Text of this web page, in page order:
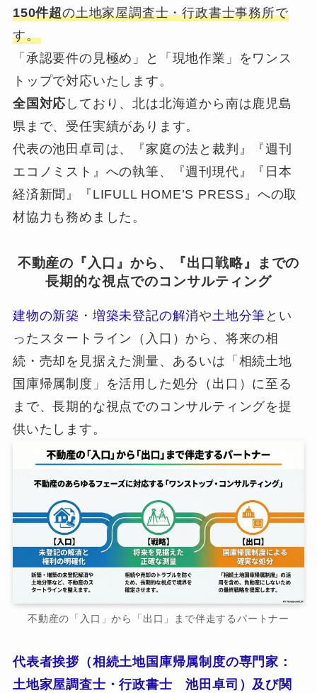
150件超の土地家屋調査士・行政書士事務所で
す。
「承認要件の見極め」と「現地作業」をワンス
トップで対応いたします。
全国対応 しており、北は北海道から南は鹿児島
県まで、受任実績があります。
代表の池田卓司は、『家庭の法と裁判』『週刊
エコノミスト』への執筆、『週刊現代』『日本
経済新聞』『LIFULL HOME’S PRESS』への取
材協力も務めました。
不動産の『入口』から、『出口戦略』までの
長期的な視点でのコンサルティング
建物の新築 ・ 増築未登記の解消や 土地分筆 とい
ったスタートライン（入口）から、将来の相
続・売却を見据えた測量、あるいは「相続土地
国庫帰属制度」を活用した処分（出口）に至る
まで、長期的な視点でのコンサルティングを提
供いたします。
不動産の「入口」から「出口」まで伴走するパートナー
代表者挨拶（相続土地国庫帰属制度の専門家：
土地家屋調査士・行政書士 池田卓司）及び関